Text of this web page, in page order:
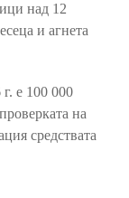
над 12
и агнета
е 100 000
на
средствата